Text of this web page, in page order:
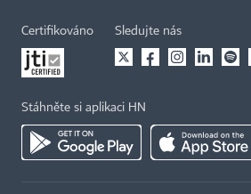
Certifikováno Sledujte nás
Stáhněte si aplikaci HN